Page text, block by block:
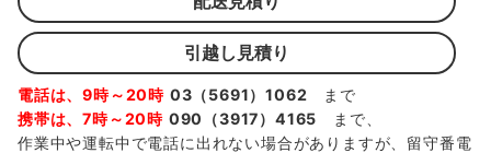
引越し見積り
電話は、9時～20時 03（5691）1062 まで
携帯は、7時～20時 090（3917）4165 まで、
作業中や運転中で電話に出れない場合がありますが、留守番電